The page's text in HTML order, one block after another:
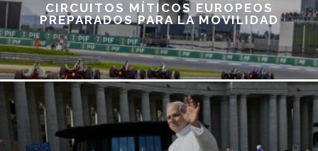
CIRCUITOS MÍTICOS EUROPEOS
PREPARADOS PARA LA MOVILIDAD